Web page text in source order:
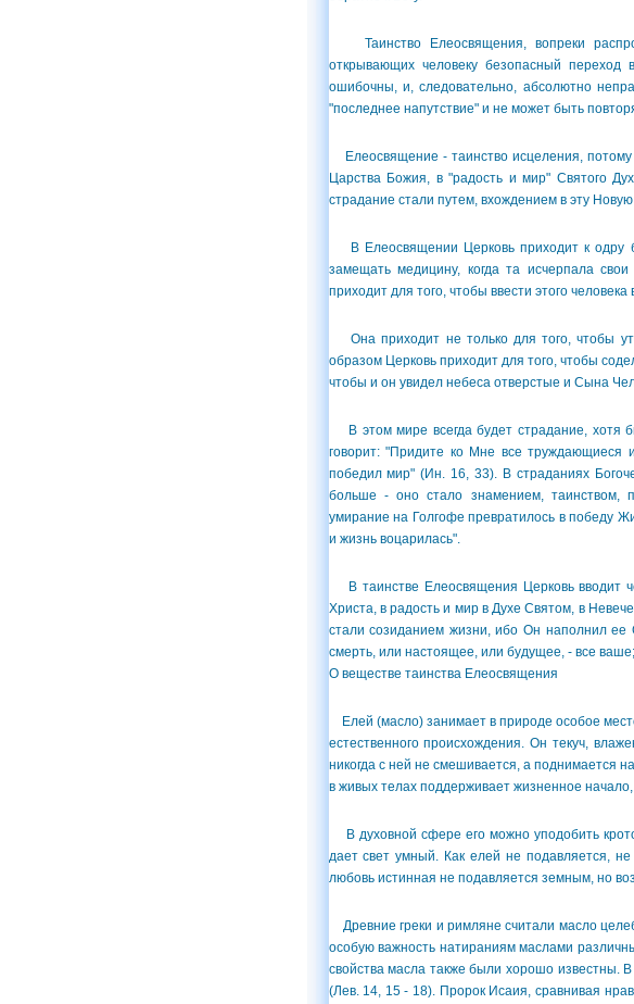
Таинство Елеосвящения, вопреки
открывающих человеку безопасный
ошибочны, и, следовательно, абсолютно
"последнее напутствие" и не может быть
Елеосвящение - таинство исцеления, потому
Царства Божия, в "радость и мир" Святого
страдание стали путем, вхождением в эту
В Елеосвящении Церковь приходит к одру
замещать медицину, когда та исчерпала
приходит для того, чтобы ввести этого
Она приходит не только для того, чтобы
образом Церковь приходит для того, чтобы
чтобы и он увидел небеса отверстые и Сына
В этом мире всегда будет страдание, хотя
говорит: "Придите ко Мне все
победил мир" (Ин. 16, 33). В страданиях
больше - оно стало знамением, таинством,
умирание на Голгофе превратилось в победу
и жизнь воцарилась".
В таинстве Елеосвящения Церковь вводит
Христа, в радость и мир в Духе Святом, в
стали созиданием жизни, ибо Он наполнил
смерть, или настоящее, или будущее, - все
О веществе таинства Елеосвящения
Елей (масло) занимает в природе особое
естественного происхождения. Он текуч,
никогда с ней не смешивается, а поднимается
в живых телах поддерживает жизненное
В духовной сфере его можно уподобить
дает свет умный. Как елей не подавляется,
любовь истинная не подавляется земным, но
Древние греки и римляне считали масло
особую важность натираниям маслами
свойства масла также были хорошо известны.
(Лев. 14, 15 - 18). Пророк Исаия, сравнивая